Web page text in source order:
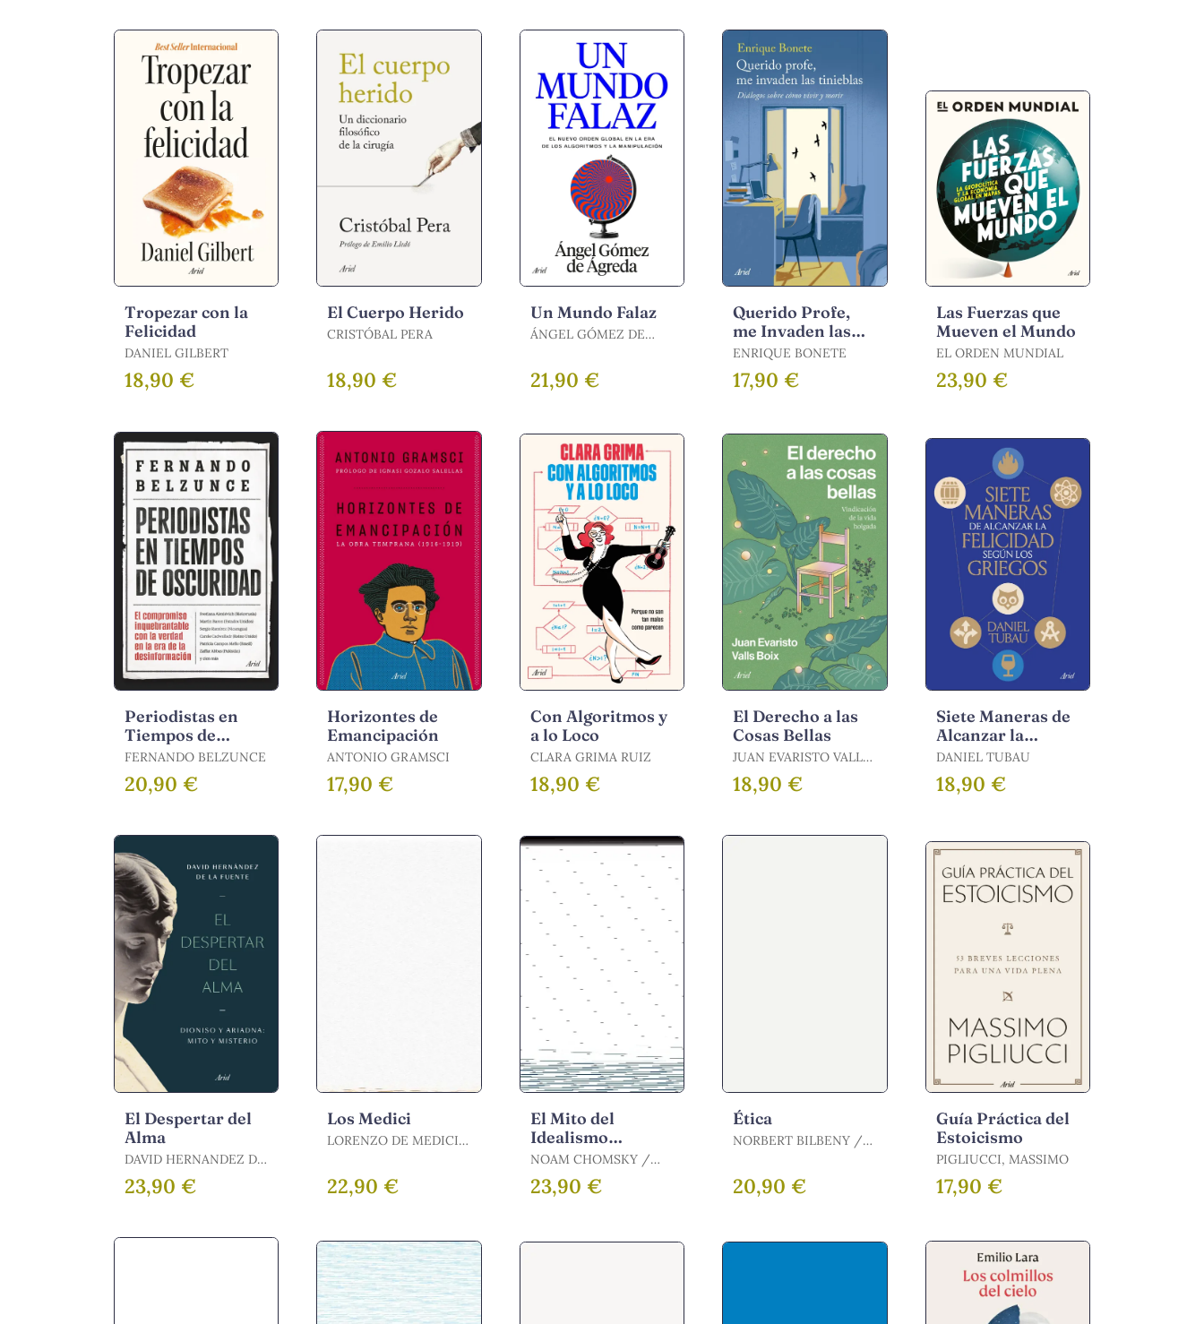
Tropezar con la
Felicidad
DANIEL GILBERT
18,90 €
El Cuerpo Herido
CRISTÓBAL PERA
18,90 €
Un Mundo Falaz
ÁNGEL GÓMEZ DE
21,90 €
Querido Profe,
me Invaden las
Tinieblas
ENRIQUE BONETE
17,90 €
Las Fuerzas que
Mueven el Mundo
EL ORDEN MUNDIAL
23,90 €
Periodistas en
Tiempos de
Oscuridad
FERNANDO BELZUNCE
20,90 €
Horizontes de
Emancipación
ANTONIO GRAMSCI
17,90 €
Con Algoritmos y
a lo Loco
CLARA GRIMA RUIZ
18,90 €
El Derecho a las
Cosas Bellas
JUAN EVARISTO VALLS
BOIX
18,90 €
Siete Maneras de
Alcanzar la
Felicidad Según
los Griegos
DANIEL TUBAU
18,90 €
El Despertar del
Alma
DAVID HERNANDEZ DE
LA FUENTE /
HERNÁNDEZ DE LA
23,90 €
Los Medici
LORENZO DE MEDICI
22,90 €
El Mito del
Idealismo
Americano
NOAM CHOMSKY /
CHOMSKY, NOAM
23,90 €
Ética
NORBERT BILBENY /
20,90 €
Guía Práctica del
Estoicismo
PIGLIUCCI, MASSIMO
17,90 €